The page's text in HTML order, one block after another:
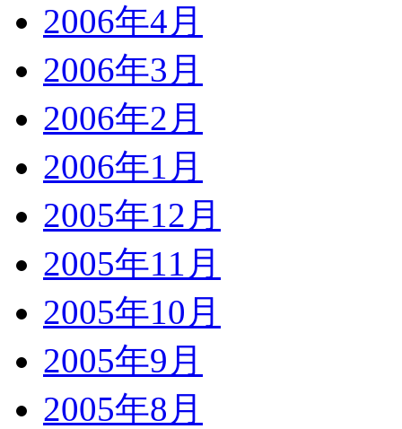
2006年4月
2006年3月
2006年2月
2006年1月
2005年12月
2005年11月
2005年10月
2005年9月
2005年8月